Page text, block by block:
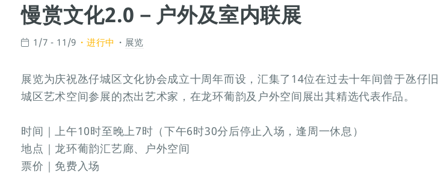
慢赏文化2.0－户外及室内联展
1/7 - 11/9 进行中 展览
展览为庆祝氹仔城区文化协会成立十周年而设，汇集了14位在过去十年间曾于氹仔旧
城区艺术空间参展的杰出艺术家，在龙环葡韵及户外空间展出其精选代表作品。
时间｜上午10时至晚上7时（下午6时30分后停止入场，逢周一休息）
地点｜龙环葡韵汇艺廊、户外空间
票价｜免费入场